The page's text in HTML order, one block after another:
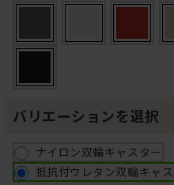
バリエーションを選択
ナイロン双輪キャスター
抵抗付ウレタン双輪キャ